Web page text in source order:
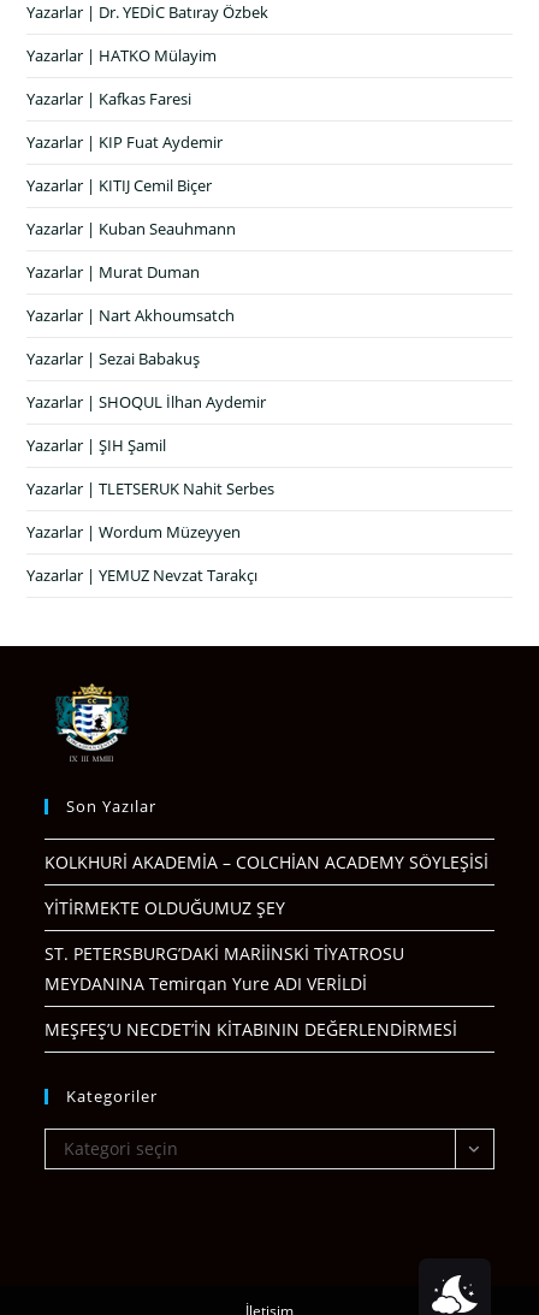
Yazarlar | Dr. YEDİC Batıray Özbek
Yazarlar | HATKO Mülayim
Yazarlar | Kafkas Faresi
Yazarlar | KIP Fuat Aydemir
Yazarlar | KITIJ Cemil Biçer
Yazarlar | Kuban Seauhmann
Yazarlar | Murat Duman
Yazarlar | Nart Akhoumsatch
Yazarlar | Sezai Babakuş
Yazarlar | SHOQUL İlhan Aydemir
Yazarlar | ŞIH Şamil
Yazarlar | TLETSERUK Nahit Serbes
Yazarlar | Wordum Müzeyyen
Yazarlar | YEMUZ Nevzat Tarakçı
Son Yazılar
KOLKHURİ AKADEMİA – COLCHİAN ACADEMY SÖYLEŞİSİ
YİTİRMEKTE OLDUĞUMUZ ŞEY
ST. PETERSBURG’DAKİ MARİİNSKİ TİYATROSU
MEYDANINA Temirqan Yure ADI VERİLDİ
MEŞFEŞ’U NECDET’İN KİTABININ DEĞERLENDİRMESİ
Kategoriler
Kategoriler
Kategori seçin
İletişim